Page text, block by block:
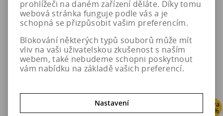
3 855 Kč
6 534 Kč
Do košíku
4 283 Kč
7 260 Kč
Do košíku
Sleva
41 %
Sleva
41 %
prohlížeči na daném zařízení děláte. Díky tomu
webová stránka funguje podle vás a je
schopná se přizpůsobit vašim preferencím.
Blokování některých typů souborů může mít
vliv na vaši uživatelskou zkušenost s naším
webem, také nebudeme schopni poskytnout
vám nabídku na základě vašich preferencí.
Nastavení